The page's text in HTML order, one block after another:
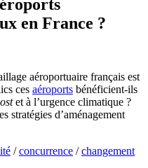
en France ?
aéroportuaire français est
ces aéroports bénéficient-ils
et à l’urgence climatique ?
stratégies d’aménagement
/concurrence /changement